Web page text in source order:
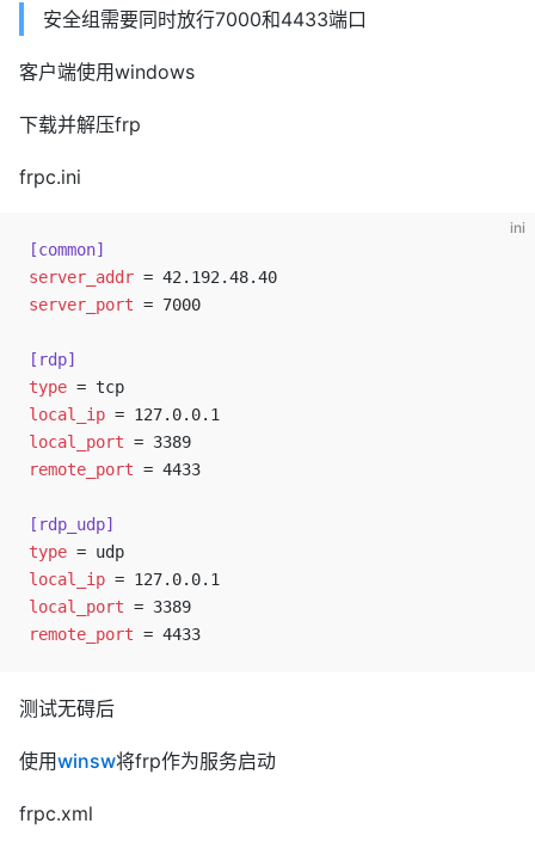
安全组需要同时放行7000和4433端口
客户端使用windows
下载并解压frp
frpc.ini
ini
[common]
server_addr = 42.192.48.40
server_port = 7000
[rdp]
type = tcp
local_ip = 127.0.0.1
local_port = 3389
remote_port = 4433
[rdp_udp]
type = udp
local_ip = 127.0.0.1
local_port = 3389
remote_port = 4433
测试无碍后
使用winsw将frp作为服务启动
frpc.xml